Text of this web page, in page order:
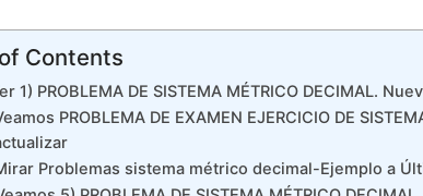
Contents
1) PROBLEMA DE SISTEMA MÉTRICO DECIMAL.
PROBLEMA DE EXAMEN EJERCICIO DE
Problemas sistema métrico decimal-Ejemplo a